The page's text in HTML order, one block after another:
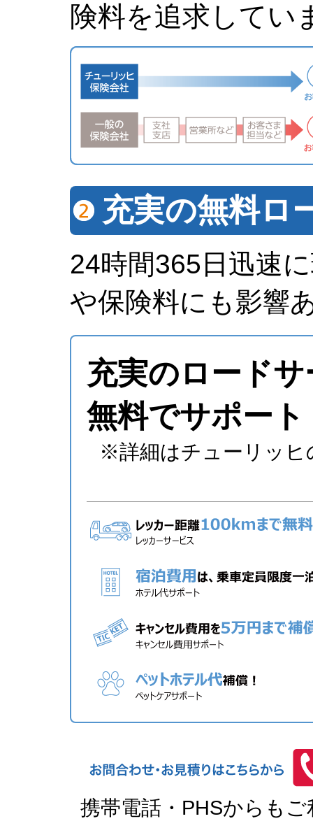
険料を追求してい
充実の無料ロ
24時間365日迅速
や保険料にも影響
充実のロード
無料でサポート
※詳細はチューリッヒ
携帯電話・PHSからも